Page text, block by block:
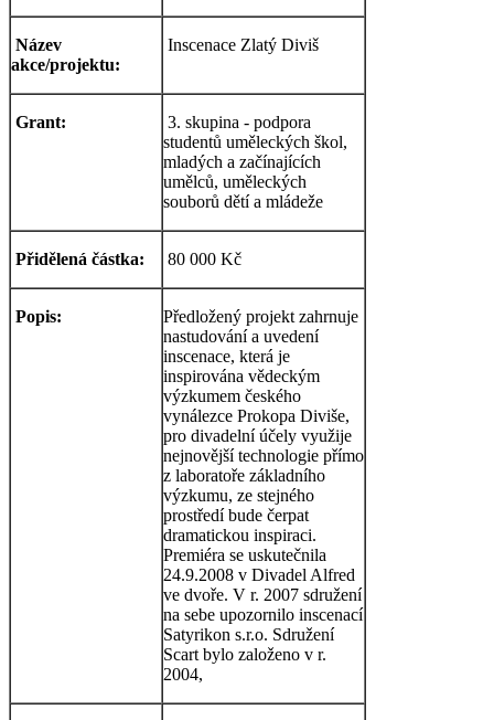
Název
akce/projektu:
Inscenace Zlatý Diviš
Grant:
3. skupina - podpora
studentů uměleckých škol,
mladých a začínajících
umělců, uměleckých
souborů dětí a mládeže
Přidělená částka: 80 000 Kč
Popis:
Předložený projekt zahrnuje
nastudování a uvedení
inscenace, která je
inspirována vědeckým
výzkumem českého
vynálezce Prokopa Diviše,
pro divadelní účely využije
nejnovější technologie přímo
z laboratoře základního
výzkumu, ze stejného
prostředí bude čerpat
dramatickou inspiraci.
Premiéra se uskutečnila
24.9.2008 v Divadel Alfred
ve dvoře. V r. 2007 sdružení
na sebe upozornilo inscenací
Satyrikon s.r.o. Sdružení
Scart bylo založeno v r.
2004,